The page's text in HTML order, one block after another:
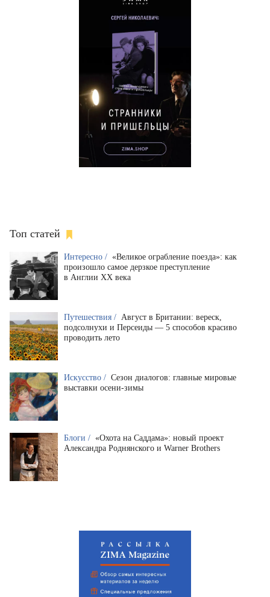
Топ статей
Интересно / «Великое ограбление поезда»: как
произошло самое дерзкое преступление
в Англии XX века
Путешествия / Август в Британии: вереск,
подсолнухи и Персеиды — 5 способов красиво
проводить лето
Искусство / Сезон диалогов: главные мировые
выставки осени-зимы
Блоги / «Охота на Саддама»: новый проект
Александра Роднянского и Warner Brothers